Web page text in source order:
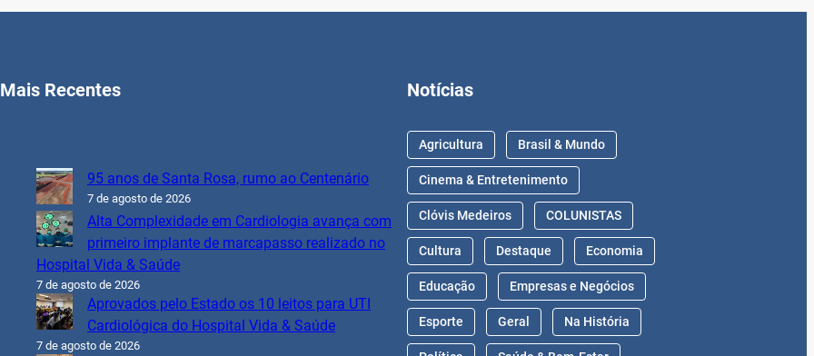
Mais Recentes
95 anos de Santa Rosa, rumo ao Centenário
7 de agosto de 2026
Alta Complexidade em Cardiologia avança com
primeiro implante de marcapasso realizado no
Hospital Vida & Saúde
7 de agosto de 2026
Aprovados pelo Estado os 10 leitos para UTI
Cardiológica do Hospital Vida & Saúde
7 de agosto de 2026
Notícias
Agricultura Brasil & Mundo
Cinema & Entretenimento
Clóvis Medeiros COLUNISTAS
Cultura Destaque Economia
Educação Empresas e Negócios
Esporte Geral Na História